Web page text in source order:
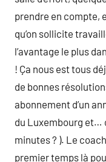
prendre en compte,
qu’on sollicite
l’avantage le plus
! Ça nous est tous
de bonnes
abonnement d’un
du Luxembourg et…
minutes ? ). Le
premier temps là